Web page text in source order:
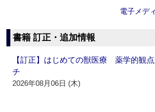
電子メデ
書籍 訂正・追加情報
【訂正】はじめての獣医療 薬学的観
チ
2026年08月06日 (木)